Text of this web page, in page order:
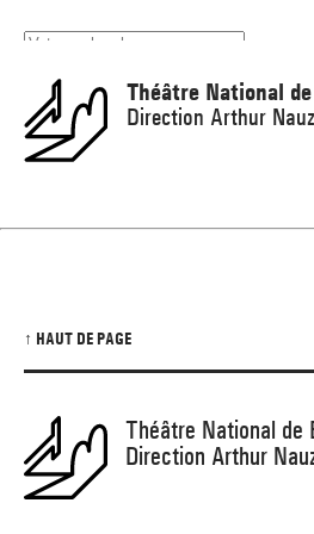
Théâtre National
Direction Arthur
↑ HAUT DE PAGE
Théâtre National de
Direction Arthur